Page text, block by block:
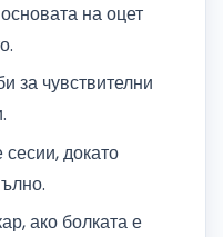
на оцет
за чувствителни
докато
ако болката е